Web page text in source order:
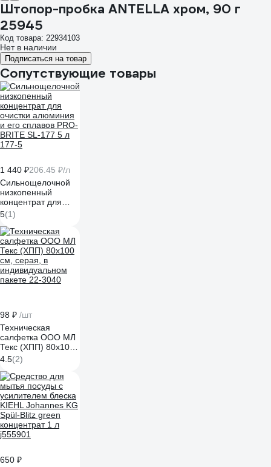
Штопор-пробка ANTELLA хром, 90 г
25945
Код товара: 22934103
Нет в наличии
Подписаться на товар
Сопутствующие товары
1 440 ₽206.45 ₽/л
Сильнощелочной
низкопенный
концентрат для
очистки алюминия
и его сплавов PRO-
BRITE SL-177 5 л
177-5
5(1)
98 ₽ /шт
Техническая
салфетка ООО МЛ
Текс (ХПП) 80x100
см, серая, в
индивидуальном
пакете 22-3040
4.5(2)
650 ₽